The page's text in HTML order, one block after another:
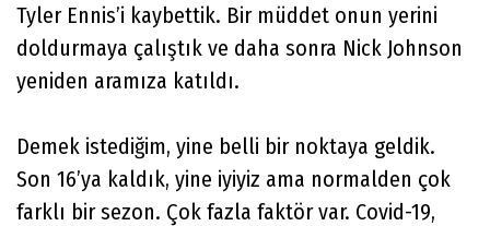
Tyler Ennis’i kaybettik. Bir müddet onun yerini
doldurmaya çalıştık ve daha sonra Nick Johnson
yeniden aramıza katıldı.
Demek istediğim, yine belli bir noktaya geldik.
Son 16’ya kaldık, yine iyiyiz ama normalden çok
farklı bir sezon. Çok fazla faktör var. Covid-19,